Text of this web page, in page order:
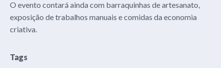
O evento contará ainda com barraquinhas de artesanato,
exposição de trabalhos manuais e comidas da economia
criativa.
Tags